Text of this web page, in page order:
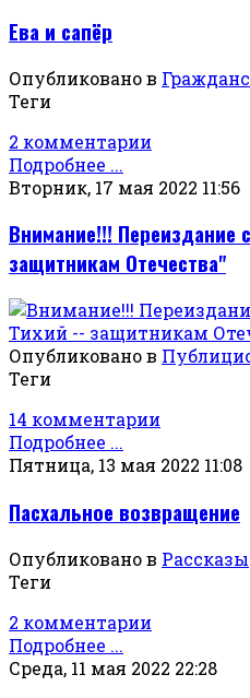
Ева и сапёр
Опубликовано в
Теги
2 комментарии
Подробнее ...
Вторник, 17 мая 2022 11:56
Внимание!!! Переиздание
защитникам Отечества"
Опубликовано в
Теги
14 комментарии
Подробнее ...
Пятница, 13 мая 2022 11:08
Пасхальное возвращение
Опубликовано в Рассказы
Теги
2 комментарии
Подробнее ...
Среда, 11 мая 2022 22:28